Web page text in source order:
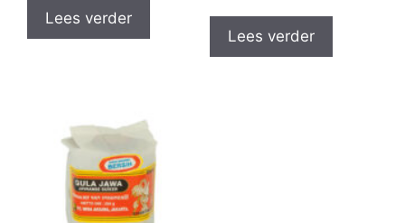
Lees verder
Lees verder